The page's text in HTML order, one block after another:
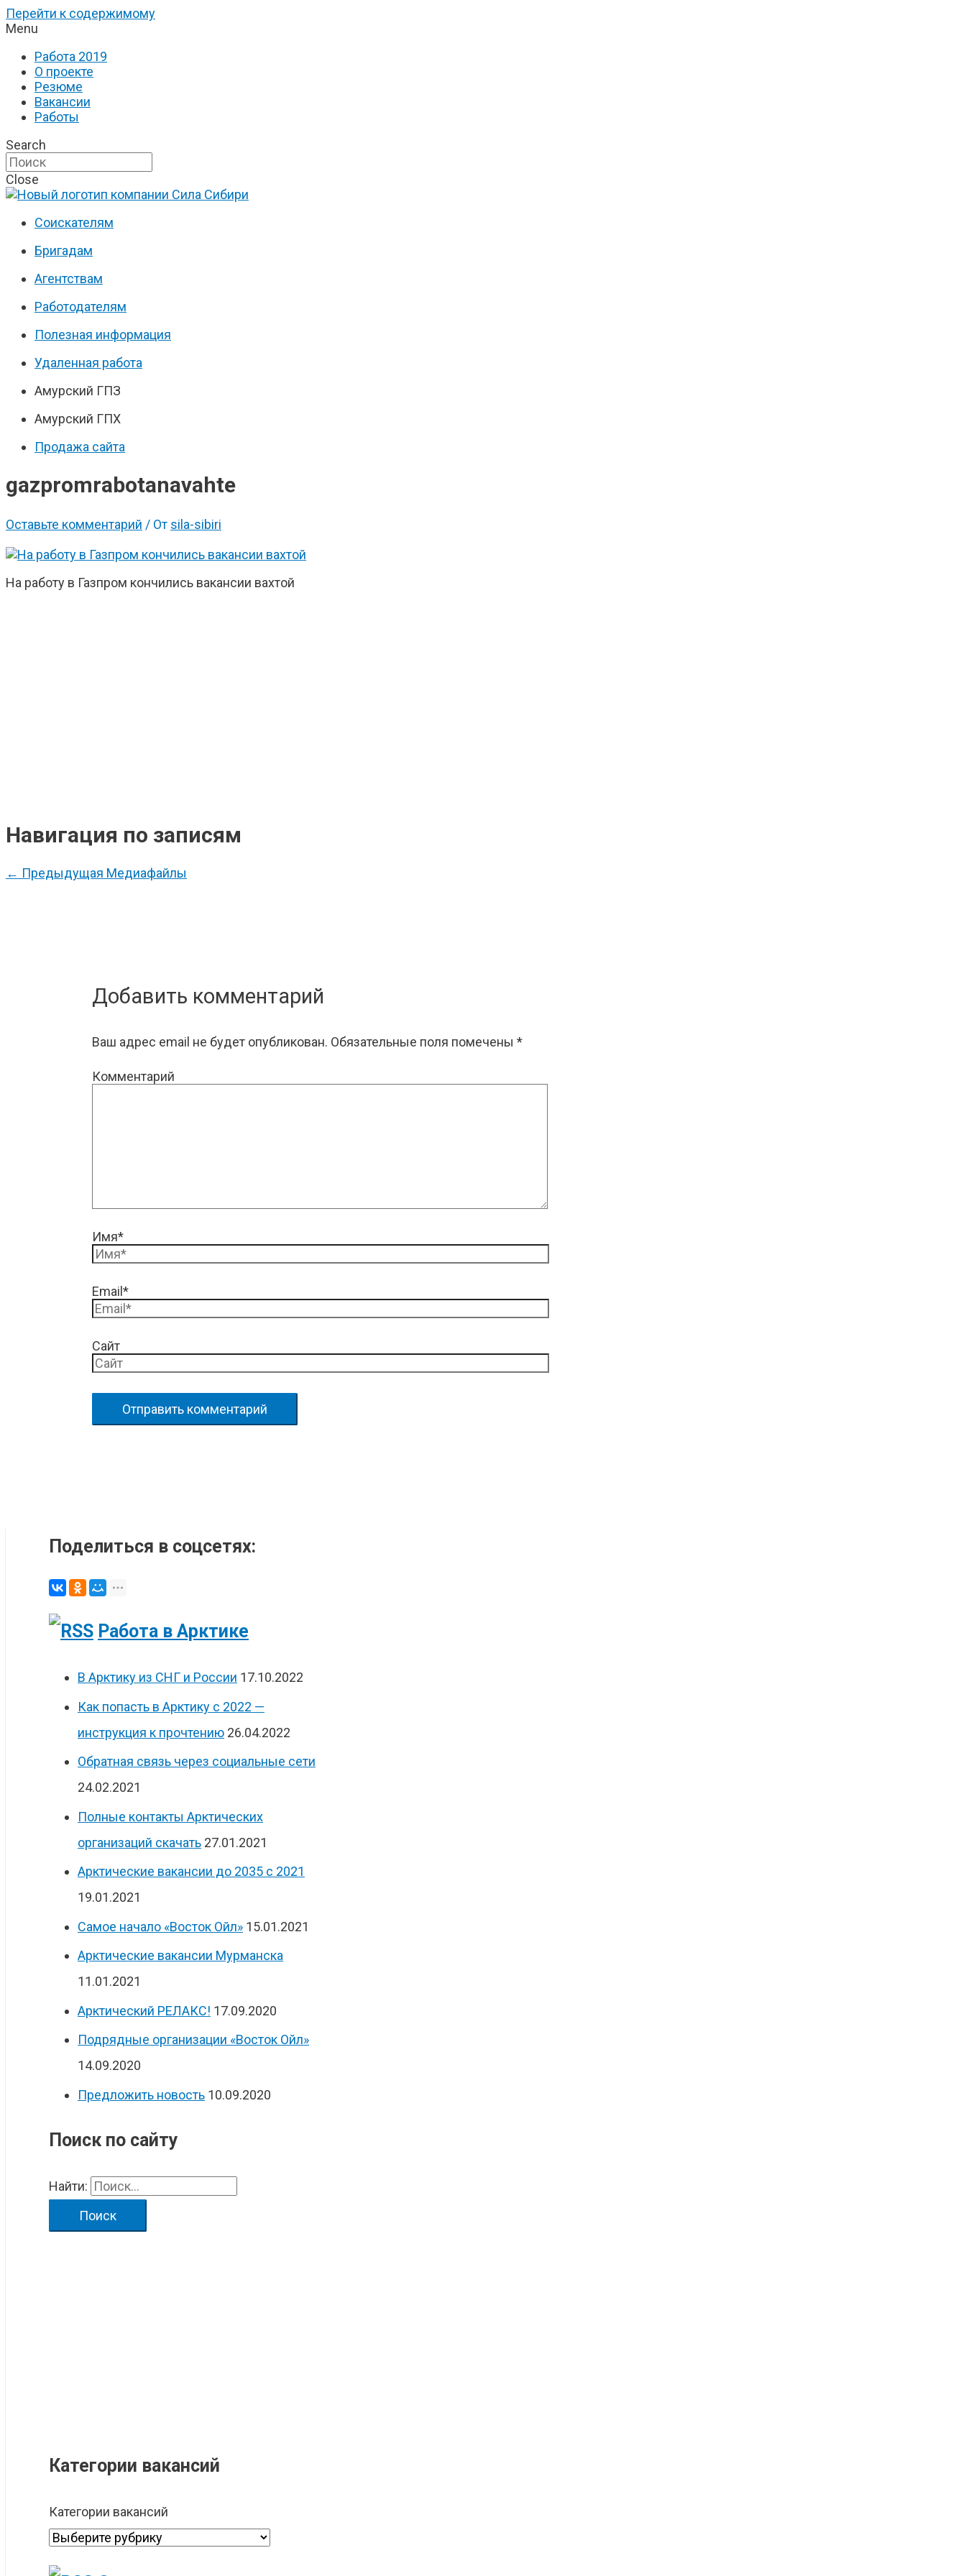
Перейти к содержимому
Menu
Работа 2019
О проекте
Резюме
Вакансии
Работы
Search
Close
Соискателям
Бригадам
Агентствам
Работодателям
Полезная информация
Удаленная работа
Амурский ГПЗ
Амурский ГПХ
Продажа сайта
gazpromrabotanavahte
Оставьте комментарий / От sila-sibiri
На работу в Газпром кончились вакансии вахтой
Навигация по записям
← Предыдущая Медиафайлы
Добавить комментарий
Ваш адрес email не будет опубликован. Обязательные поля помечены*
Комментарий
Имя*
Email*
Сайт
Поделиться в соцсетях:
Работа в Арктике
В Арктику из СНГ и России 17.10.2022
Как попасть в Арктику с 2022 —
инструкция к прочтению 26.04.2022
Обратная связь через социальные сети
24.02.2021
Полные контакты Арктических
организаций скачать 27.01.2021
Арктические вакансии до 2035 с 2021
19.01.2021
Самое начало «Восток Ойл» 15.01.2021
Арктические вакансии Мурманска
11.01.2021
Арктический РЕЛАКС! 17.09.2020
Подрядные организации «Восток Ойл»
14.09.2020
Предложить новость 10.09.2020
Поиск по сайту
Найти:
Категории вакансий
Категории вакансий